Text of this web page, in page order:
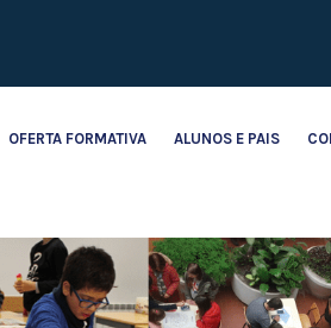
OFERTA FORMATIVA ALUNOS E PAIS